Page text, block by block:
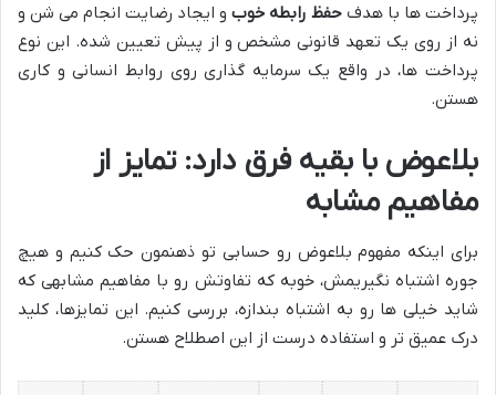
پرداخت ها با هدف حفظ رابطه خوب و ایجاد رضایت انجام می شن و
نه از روی یک تعهد قانونی مشخص و از پیش تعیین شده. این نوع
پرداخت ها، در واقع یک سرمایه گذاری روی روابط انسانی و کاری
هستن.
بلاعوض با بقیه فرق دارد: تمایز از
مفاهیم مشابه
برای اینکه مفهوم بلاعوض رو حسابی تو ذهنمون حک کنیم و هیچ
جوره اشتباه نگیریمش، خوبه که تفاوتش رو با مفاهیم مشابهی که
شاید خیلی ها رو به اشتباه بندازه، بررسی کنیم. این تمایزها، کلید
درک عمیق تر و استفاده درست از این اصطلاح هستن.